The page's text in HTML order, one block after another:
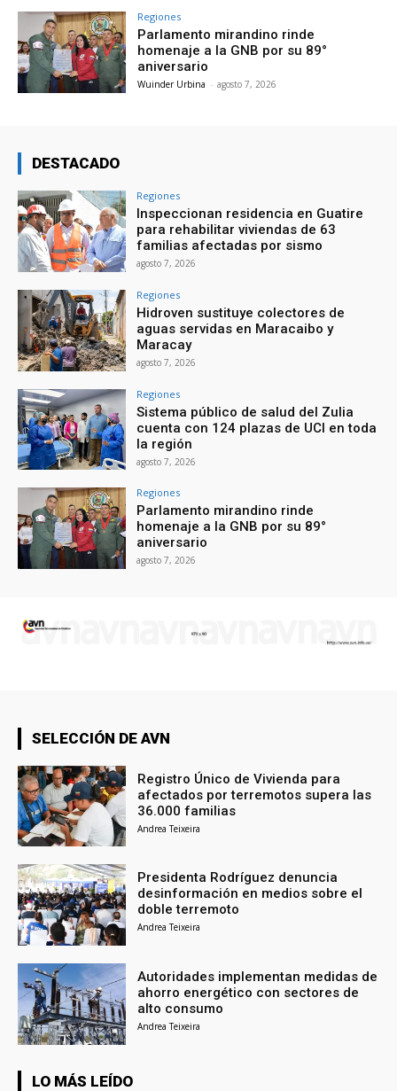
Regiones
Parlamento mirandino rinde
homenaje a la GNB por su 89°
aniversario
Wuinder Urbina - agosto 7, 2026
DESTACADO
Regiones
Inspeccionan residencia en Guatire
para rehabilitar viviendas de 63
familias afectadas por sismo
agosto 7, 2026
Regiones
Hidroven sustituye colectores de
aguas servidas en Maracaibo y
Maracay
agosto 7, 2026
Regiones
Sistema público de salud del Zulia
cuenta con 124 plazas de UCI en toda
la región
agosto 7, 2026
Regiones
Parlamento mirandino rinde
homenaje a la GNB por su 89°
aniversario
agosto 7, 2026
SELECCIÓN DE AVN
Registro Único de Vivienda para
afectados por terremotos supera las
36.000 familias
Andrea Teixeira
Presidenta Rodríguez denuncia
desinformación en medios sobre el
doble terremoto
Andrea Teixeira
Autoridades implementan medidas de
ahorro energético con sectores de
alto consumo
Andrea Teixeira
LO MÁS LEÍDO